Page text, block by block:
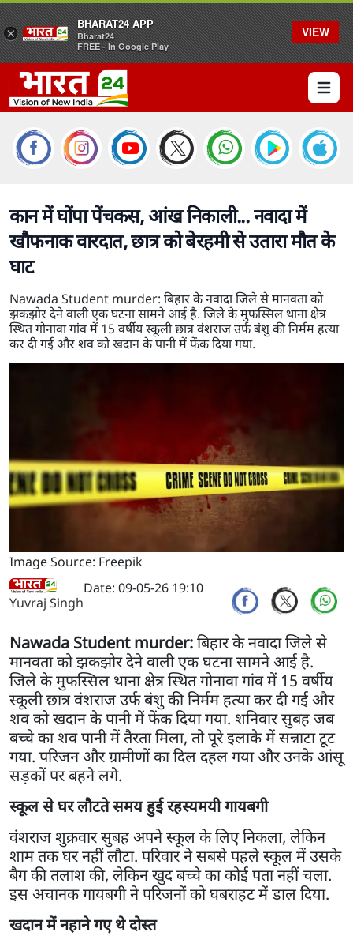
Open
कान में घोंपा पेंचकस, आंख निकाली... नवादा में
खौफनाक वारदात, छात्र को बेरहमी से उतारा मौत के
घाट
Nawada Student murder: बिहार के नवादा जिले से मानवता को
झकझोर देने वाली एक घटना सामने आई है. जिले के मुफस्सिल थाना क्षेत्र
स्थित गोनावा गांव में 15 वर्षीय स्कूली छात्र वंशराज उर्फ बंशु की निर्मम हत्या
कर दी गई और शव को खदान के पानी में फेंक दिया गया.
Image Source: Freepik
Yuvraj Singh
Date: 09-05-26 19:10
Nawada Student murder:बिहार के नवादा जिले से
मानवता को झकझोर देने वाली एक घटना सामने आई है.
जिले के मुफस्सिल थाना क्षेत्र स्थित गोनावा गांव में 15 वर्षीय
स्कूली छात्र वंशराज उर्फ बंशु की निर्मम हत्या कर दी गई और
शव को खदान के पानी में फेंक दिया गया. शनिवार सुबह जब
बच्चे का शव पानी में तैरता मिला, तो पूरे इलाके में सन्नाटा टूट
गया. परिजन और ग्रामीणों का दिल दहल गया और उनके आंसू
सड़कों पर बहने लगे.
स्कूल से घर लौटते समय हुई रहस्यमयी गायबगी
वंशराज शुक्रवार सुबह अपने स्कूल के लिए निकला, लेकिन
शाम तक घर नहीं लौटा. परिवार ने सबसे पहले स्कूल में उसके
बैग की तलाश की, लेकिन खुद बच्चे का कोई पता नहीं चला.
इस अचानक गायबगी ने परिजनों को घबराहट में डाल दिया.
खदान में नहाने गए थे दोस्त
×
BHARAT24 APP
Bharat24
FREE - In Google Play
VIEW